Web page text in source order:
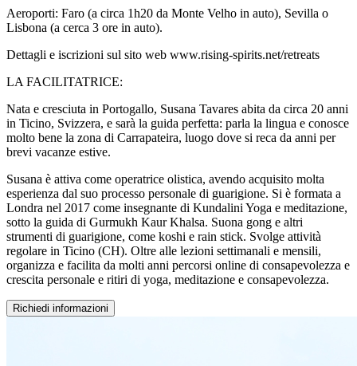
Aeroporti: Faro (a circa 1h20 da Monte Velho in auto), Sevilla o
Lisbona (a cerca 3 ore in auto).
Dettagli e iscrizioni sul sito web www.rising-spirits.net/retreats
LA FACILITATRICE:
Nata e cresciuta in Portogallo, Susana Tavares abita da circa 20 anni
in Ticino, Svizzera, e sarà la guida perfetta: parla la lingua e conosce
molto bene la zona di Carrapateira, luogo dove si reca da anni per
brevi vacanze estive.​
Susana è attiva come operatrice olistica, avendo acquisito molta
esperienza dal suo processo personale di guarigione. Si è formata a
Londra nel 2017 come insegnante di Kundalini Yoga e meditazione,
sotto la guida di Gurmukh Kaur Khalsa. Suona gong e altri
strumenti di guarigione, come koshi e rain stick. Svolge attività
regolare in Ticino (CH). Oltre alle lezioni settimanali e mensili,
organizza e facilita da molti anni percorsi online di consapevolezza e
crescita personale e ritiri di yoga, meditazione e consapevolezza.
Richiedi informazioni